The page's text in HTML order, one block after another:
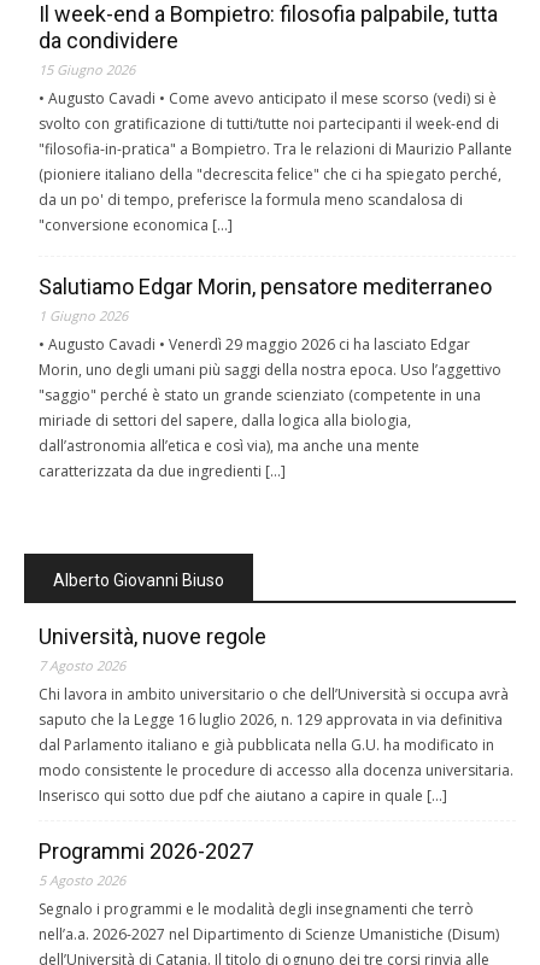
Il week-end a Bompietro: filosofia palpabile, tutta
da condividere
15 Giugno 2026
• Augusto Cavadi • Come avevo anticipato il mese scorso (vedi) si è
svolto con gratificazione di tutti/tutte noi partecipanti il week-end di
"filosofia-in-pratica" a Bompietro. Tra le relazioni di Maurizio Pallante
(pioniere italiano della "decrescita felice" che ci ha spiegato perché,
da un po' di tempo, preferisce la formula meno scandalosa di
"conversione economica […]
Salutiamo Edgar Morin, pensatore mediterraneo
1 Giugno 2026
• Augusto Cavadi • Venerdì 29 maggio 2026 ci ha lasciato Edgar
Morin, uno degli umani più saggi della nostra epoca. Uso l’aggettivo
"saggio" perché è stato un grande scienziato (competente in una
miriade di settori del sapere, dalla logica alla biologia,
dall’astronomia all’etica e così via), ma anche una mente
caratterizzata da due ingredienti […]
Alberto Giovanni Biuso
Università, nuove regole
7 Agosto 2026
Chi lavora in ambito universitario o che dell’Università si occupa avrà
saputo che la Legge 16 luglio 2026, n. 129 approvata in via definitiva
dal Parlamento italiano e già pubblicata nella G.U. ha modificato in
modo consistente le procedure di accesso alla docenza universitaria.
Inserisco qui sotto due pdf che aiutano a capire in quale […]
Programmi 2026-2027
5 Agosto 2026
Segnalo i programmi e le modalità degli insegnamenti che terrò
nell’a.a. 2026-2027 nel Dipartimento di Scienze Umanistiche (Disum)
dell’Università di Catania. Il titolo di ognuno dei tre corsi rinvia alle